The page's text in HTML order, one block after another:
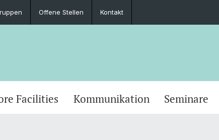
Offene Stellen Kontakt
Facilities Kommunikation Seminare